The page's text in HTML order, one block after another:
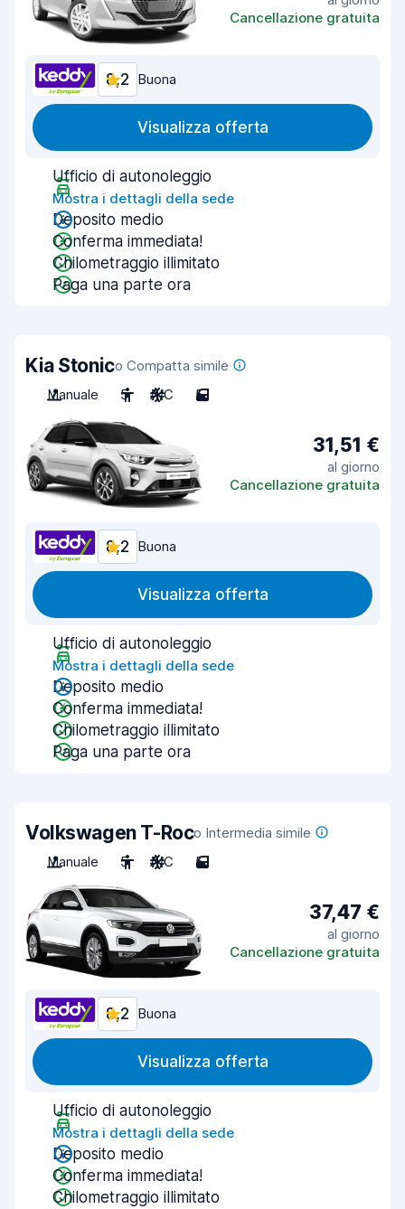
Cancellazione gratuita
8,2 Buona
Visualizza offerta
Ufficio di autonoleggio
Mostra i dettagli della sede
Deposito medio
Conferma immediata!
Chilometraggio illimitato
Paga una parte ora
Kia Stonico Compatta simile
Manuale
5 A/C 5
31,51 €
al giorno
Cancellazione gratuita
8,2 Buona
Visualizza offerta
Ufficio di autonoleggio
Mostra i dettagli della sede
Deposito medio
Conferma immediata!
Chilometraggio illimitato
Paga una parte ora
Volkswagen T-Roco Intermedia simile
Manuale
5 A/C 5
37,47 €
al giorno
Cancellazione gratuita
8,2 Buona
Visualizza offerta
Ufficio di autonoleggio
Mostra i dettagli della sede
Deposito medio
Conferma immediata!
Chilometraggio illimitato